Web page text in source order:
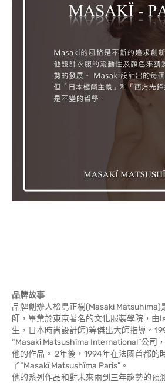
品牌故事
品牌創辦人松島正樹(Masaki Matsuhima)
師，畢業於東京著名的文化服裝學院，由
生，日本時尚設計師)等傑出大師指導。
“Masaki Matsushima International”公司
他的作品。 2年後，1994年在法國首都的
了“Masakï Matsushïma Paris”。
他的系列作品和對未來兩到三年趨勢的預